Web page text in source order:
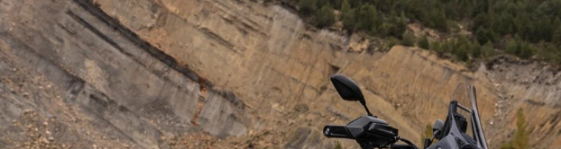
Tenere
700
35kW
Tenere
700
Rally
Tenere
700
Rally
35kW
A A1